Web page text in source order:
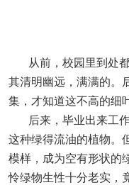
从前，校园里到处都
其清明幽远，满满的。
集，才知道这不高的细
后来，毕业出来工作
这种绿得流油的植物。
模样，成为空有形状的
怜绿物生性十分老实，